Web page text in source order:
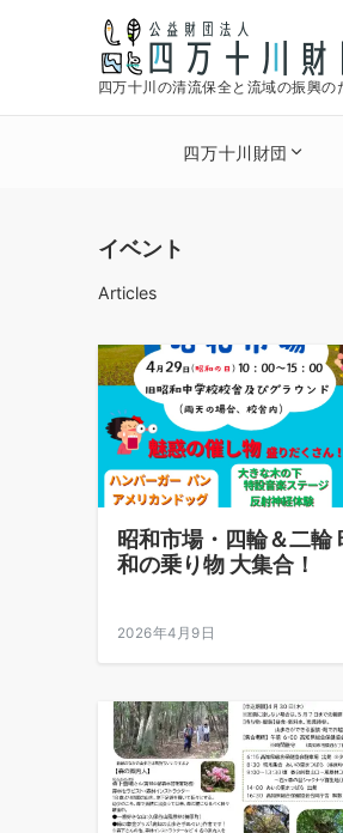
四万十川の清流保全と流域の振興の
四万十川財団
イベント
Articles
昭和市場・四輪＆二輪
和の乗り物 大集合！
2026年4月9日